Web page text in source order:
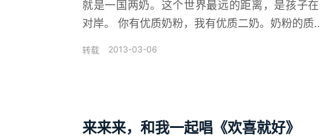
就是一国两奶。这个世界最远的距离，是孩子
对岸。 你有优质奶粉，我有优质二奶。奶粉的质
转载 2013-03-06
来来来，和我一起唱《欢喜就好》